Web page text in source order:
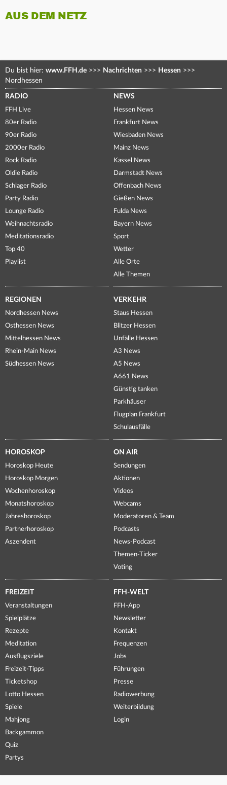
AUS DEM NETZ
Du bist hier: www.FFH.de >>> Nachrichten >>> Hessen >>>
Nordhessen
RADIO
FFH Live
80er Radio
90er Radio
2000er Radio
Rock Radio
Oldie Radio
Schlager Radio
Party Radio
Lounge Radio
Weihnachtsradio
Meditationsradio
Top 40
Playlist
NEWS
Hessen News
Frankfurt News
Wiesbaden News
Mainz News
Kassel News
Darmstadt News
Offenbach News
Gießen News
Fulda News
Bayern News
Sport
Wetter
Alle Orte
Alle Themen
REGIONEN
Nordhessen News
Osthessen News
Mittelhessen News
Rhein-Main News
Südhessen News
VERKEHR
Staus Hessen
Blitzer Hessen
Unfälle Hessen
A3 News
A5 News
A661 News
Günstig tanken
Parkhäuser
Flugplan Frankfurt
Schulausfälle
HOROSKOP
Horoskop Heute
Horoskop Morgen
Wochenhoroskop
Monatshoroskop
Jahreshoroskop
Partnerhoroskop
Aszendent
ON AIR
Sendungen
Aktionen
Videos
Webcams
Moderatoren & Team
Podcasts
News-Podcast
Themen-Ticker
Voting
FREIZEIT
Veranstaltungen
Spielplätze
Rezepte
Meditation
Ausflugsziele
Freizeit-Tipps
Ticketshop
Lotto Hessen
Spiele
Mahjong
Backgammon
Quiz
Partys
FFH-WELT
FFH-App
Newsletter
Kontakt
Frequenzen
Jobs
Führungen
Presse
Radiowerbung
Weiterbildung
Login